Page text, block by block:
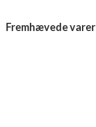
Fremhævede varer